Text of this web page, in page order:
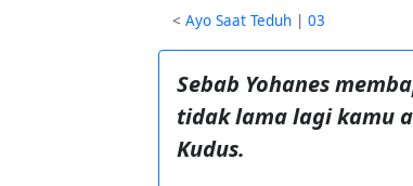
<Ayo Saat Teduh |03
Sebab Yohanes
tidak lama lagi kamu
Kudus.